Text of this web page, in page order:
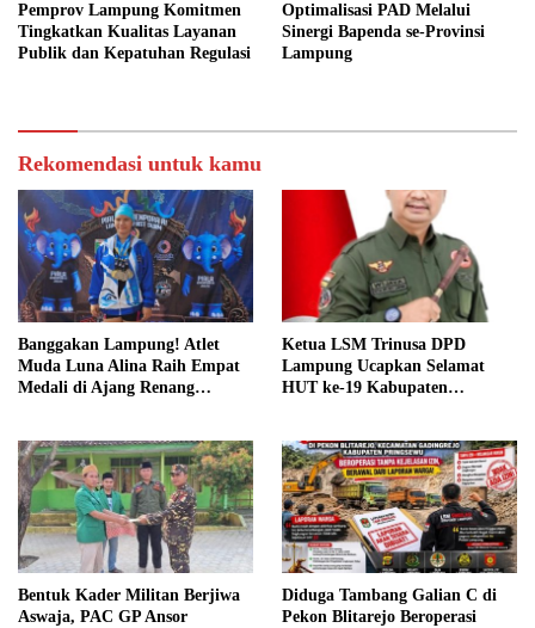
Pemprov Lampung Komitmen
Tingkatkan Kualitas Layanan
Publik dan Kepatuhan Regulasi
Optimalisasi PAD Melalui
Sinergi Bapenda se-Provinsi
Lampung
Rekomendasi untuk kamu
Banggakan Lampung! Atlet
Muda Luna Alina Raih Empat
Medali di Ajang Renang
Ketua LSM Trinusa DPD
Lampung Ucapkan Selamat
HUT ke-19 Kabupaten
Bentuk Kader Militan Berjiwa
Aswaja, PAC GP Ansor
Diduga Tambang Galian C di
Pekon Blitarejo Beroperasi